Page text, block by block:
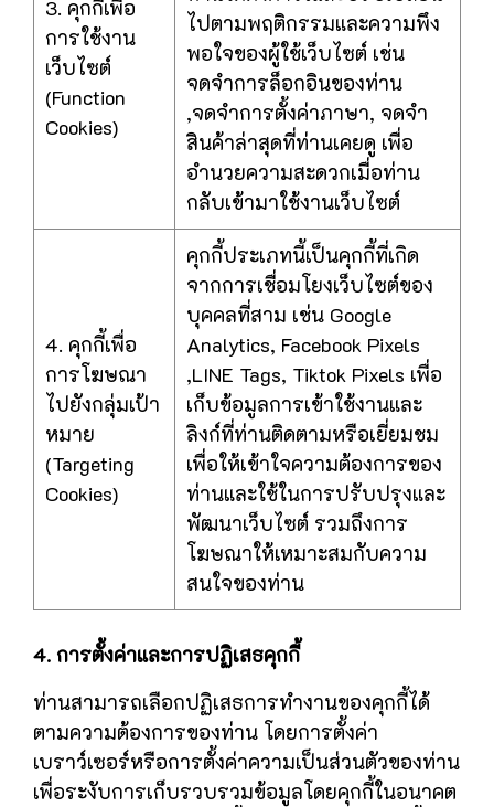
3. คุกกี้เพื่อ
การใช้งาน
เว็บไซต์
(Function
Cookies)
ไปตามพฤติกรรมและความพึง
พอใจของผู้ใช้เว็บไซต์ เช่น
จดจำการล็อกอินของท่าน
,จดจำการตั้งค่าภาษา, จดจำ
สินค้าล่าสุดที่ท่านเคยดู เพื่อ
อำนวยความสะดวกเมื่อท่าน
กลับเข้ามาใช้งานเว็บไซต์
4. คุกกี้เพื่อ
การโฆษณา
ไปยังกลุ่มเป้า
หมาย
(Targeting
Cookies)
คุกกี้ประเภทนี้เป็นคุกกี้ที่เกิด
จากการเชื่อมโยงเว็บไซต์ของ
บุคคลที่สาม เช่น Google
Analytics, Facebook Pixels
,LINE Tags, Tiktok Pixels เพื่อ
เก็บข้อมูลการเข้าใช้งานและ
ลิงก์ที่ท่านติดตามหรือเยี่ยมชม
เพื่อให้เข้าใจความต้องการของ
ท่านและใช้ในการปรับปรุงและ
พัฒนาเว็บไซต์ รวมถึงการ
โฆษณาให้เหมาะสมกับความ
สนใจของท่าน
4. การตั้งค่าและการปฏิเสธคุกกี้
ท่านสามารถเลือกปฏิเสธการทำงานของคุกกี้ได้
ตามความต้องการของท่าน โดยการตั้งค่า
เบราว์เซอร์หรือการตั้งค่าความเป็นส่วนตัวของท่าน
เพื่อระงับการเก็บรวบรวมข้อมูลโดยคุกกี้ในอนาคต